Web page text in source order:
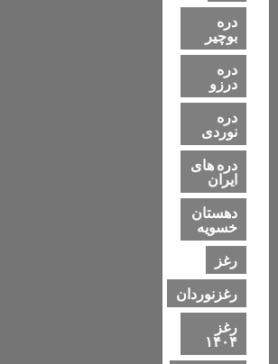
دره
بوچیر
دره
درزو
دره
نوردی
دره های
ایران
دهستان
خسویه
رغز
رغزنوردان
رغز
۱۴۰۴